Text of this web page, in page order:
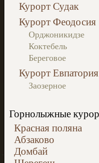
Курорт Судак
Курорт Феодосия
Орджоникидзе
Коктебель
Береговое
Курорт Евпатория
Заозерное
Горнолыжные
Красная поляна
Абзаково
Домбай